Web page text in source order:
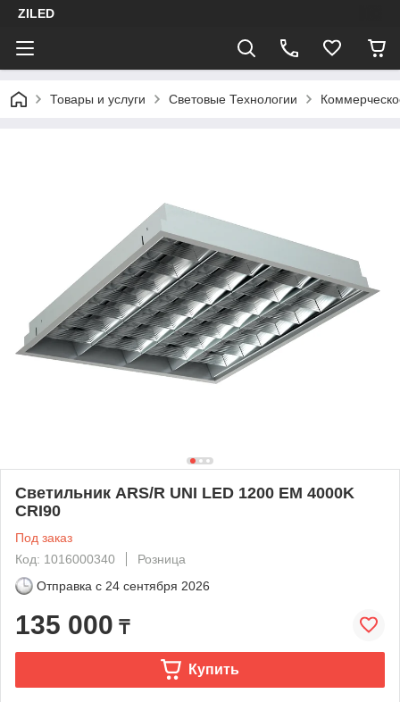
ZILED
Товары и услуги Световые Технологии
Светильник ARS/R UNI LED 1200 EM 4000K
CRI90
Под заказ
Код: 1016000340
Розница
Отправка с 24 сентября 2026
135 000 ₸
Купить